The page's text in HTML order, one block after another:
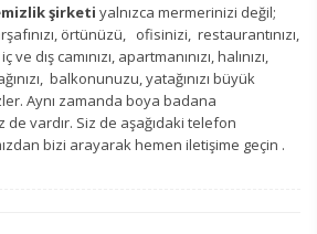
şirketi yalnızca mermerinizi değil;
örtünüzü, ofisinizi, restaurantınızı,
dış camınızı, apartmanınızı, halınızı,
balkonunuzu, yatağınızı büyük
Aynı zamanda boya badana
de vardır. Siz de aşağıdaki telefon
bizi arayarak hemen iletişime geçin .